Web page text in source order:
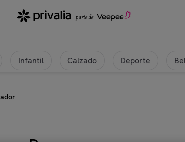
Infantil Calzado Deporte